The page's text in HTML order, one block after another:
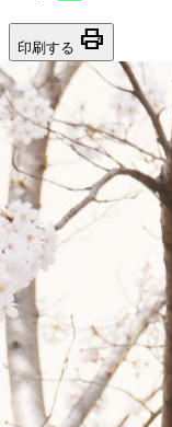
印刷する print